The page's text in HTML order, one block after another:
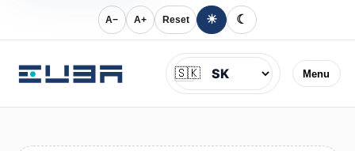
A− A+ Reset ☀ ☾
Menu
Jazyk
🇸🇰